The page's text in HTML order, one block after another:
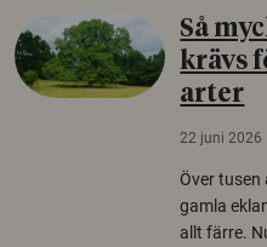
Så
krävs
arter
22 juni 2026
Över tusen
gamla
allt färre.